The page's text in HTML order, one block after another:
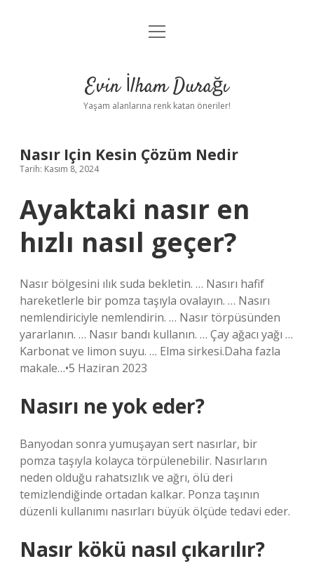
Anasayfa
Yasal Uyarı
menüyü
Evin İlham Durağı
Yaşam alanlarına renk katan öneriler!
Nasır Için Kesin Çözüm Nedir
Tarih: Kasım 8, 2024
Ayaktaki nasır en
hızlı nasıl geçer?
Nasır bölgesini ılık suda bekletin. … Nasırı hafif
hareketlerle bir pomza taşıyla ovalayın. … Nasırı
nemlendiriciyle nemlendirin. … Nasır törpüsünden
yararlanın. … Nasır bandı kullanın. … Çay ağacı yağı …
Karbonat ve limon suyu. … Elma sirkesi.Daha fazla
makale…•5 Haziran 2023
Nasırı ne yok eder?
Banyodan sonra yumuşayan sert nasırlar, bir
pomza taşıyla kolayca törpülenebilir. Nasırların
neden olduğu rahatsızlık ve ağrı, ölü deri
temizlendiğinde ortadan kalkar. Ponza taşının
düzenli kullanımı nasırları büyük ölçüde tedavi eder.
Nasır kökü nasıl çıkarılır?